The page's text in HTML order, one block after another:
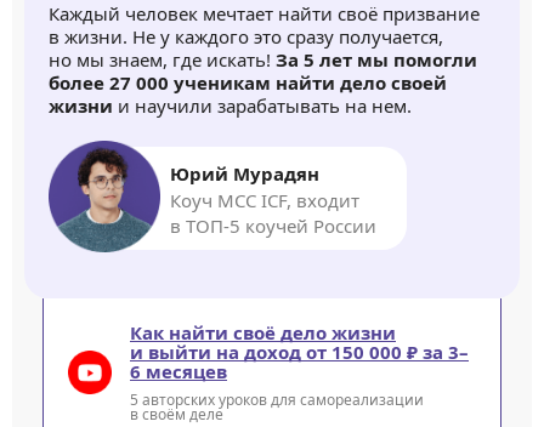
Каждый человек мечтает найти своё призвание
в жизни. Не у каждого это сразу получается,
но мы знаем, где искать! За 5 лет мы помогли
более 27 000 ученикам найти дело своей
жизни и научили зарабатывать на нем.
Юрий Мурадян
Коуч MCC ICF, входит
в ТОП-5 коучей России
Как найти своё дело жизни
и выйти на доход от 150 000 ₽ за 3–
6 месяцев
5 авторских уроков для самореализации
в своём деле